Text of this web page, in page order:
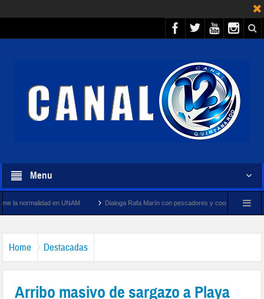
Menu
UNAM Dialoga Rafa Marín con pescadores y cooperativistas turísticos de
Home Destacadas
Arribo masivo de sargazo a Playa